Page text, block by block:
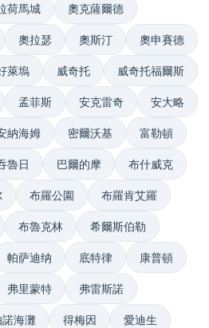
荷馬城 奧克薩爾德
奧拉瑟 奧斯汀 奧申賽德
萊塢 威奇托 威奇托福爾斯
孟菲斯 安克雷奇 安大略
納海姆 密爾沃基 富勒頓
魯日 巴爾的摩 布什威克
布羅公園 布羅肯艾羅
布魯克林 希爾斯伯勒
帕萨迪纳 底特律 康普頓
弗里蒙特 弗雷斯諾
海灘 得梅因 愛迪生